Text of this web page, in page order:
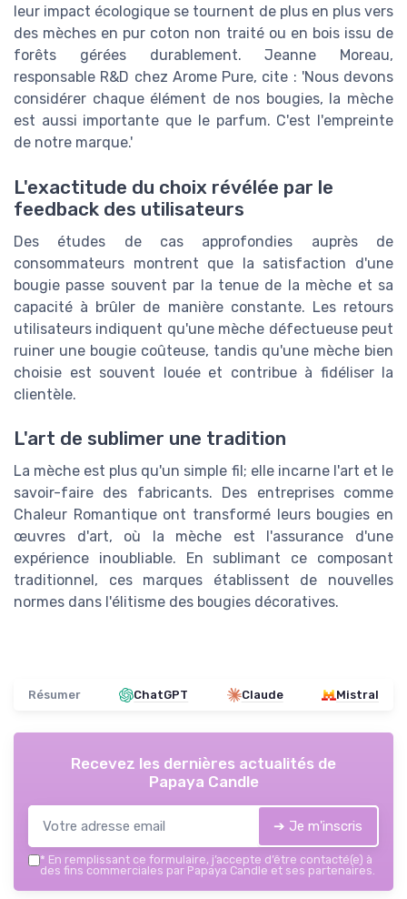
leur impact écologique se tournent de plus en plus vers
des mèches en pur coton non traité ou en bois issu de
forêts gérées durablement. Jeanne Moreau,
responsable R&D chez Arome Pure, cite : 'Nous devons
considérer chaque élément de nos bougies, la mèche
est aussi importante que le parfum. C'est l'empreinte
de notre marque.'
L'exactitude du choix révélée par le
feedback des utilisateurs
Des études de cas approfondies auprès de
consommateurs montrent que la satisfaction d'une
bougie passe souvent par la tenue de la mèche et sa
capacité à brûler de manière constante. Les retours
utilisateurs indiquent qu'une mèche défectueuse peut
ruiner une bougie coûteuse, tandis qu'une mèche bien
choisie est souvent louée et contribue à fidéliser la
clientèle.
L'art de sublimer une tradition
La mèche est plus qu'un simple fil; elle incarne l'art et le
savoir-faire des fabricants. Des entreprises comme
Chaleur Romantique ont transformé leurs bougies en
œuvres d'art, où la mèche est l'assurance d'une
expérience inoubliable. En sublimant ce composant
traditionnel, ces marques établissent de nouvelles
normes dans l'élitisme des bougies décoratives.
Résumer ChatGPT Claude Mistral
Recevez les dernières actualités de
Papaya Candle
➔ Je m'inscris
* En remplissant ce formulaire, j’accepte d’être contacté(e) à
des fins commerciales par Papaya Candle et ses partenaires.